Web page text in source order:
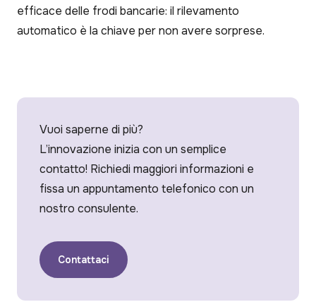
efficace delle frodi bancarie: il rilevamento
automatico è la chiave per non avere sorprese.
Vuoi saperne di più?
L’innovazione inizia con un semplice
contatto! Richiedi maggiori informazioni e
fissa un appuntamento telefonico con un
nostro consulente.
Contattaci